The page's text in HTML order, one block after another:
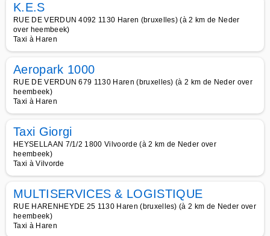
K.E.S
RUE DE VERDUN 4092 1130 Haren (bruxelles) (à 2 km de Neder
over heembeek)
Taxi à Haren
Aeropark 1000
RUE DE VERDUN 679 1130 Haren (bruxelles) (à 2 km de Neder over
heembeek)
Taxi à Haren
Taxi Giorgi
HEYSELLAAN 7/1/2 1800 Vilvoorde (à 2 km de Neder over
heembeek)
Taxi à Vilvorde
MULTISERVICES & LOGISTIQUE
RUE HARENHEYDE 25 1130 Haren (bruxelles) (à 2 km de Neder over
heembeek)
Taxi à Haren